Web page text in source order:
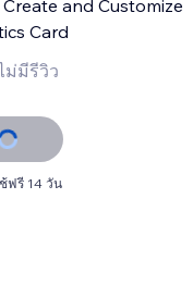
Create and Customize
Card
ม่มีรีวิว
ฟรี 14 วัน